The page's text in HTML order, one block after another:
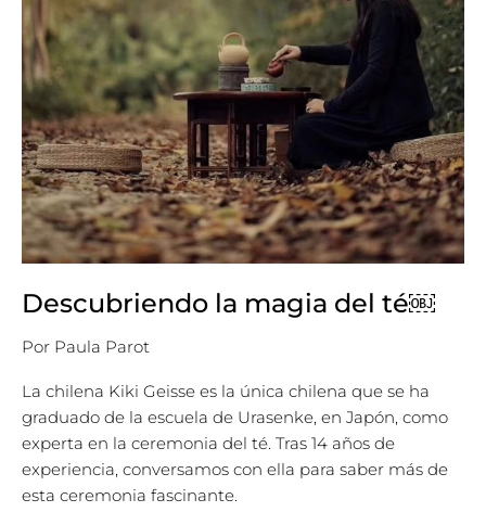
Descubriendo la magia del té￼
Por Paula Parot
La chilena Kiki Geisse es la única chilena que se ha
graduado de la escuela de Urasenke, en Japón, como
experta en la ceremonia del té. Tras 14 años de
experiencia, conversamos con ella para saber más de
esta ceremonia fascinante.